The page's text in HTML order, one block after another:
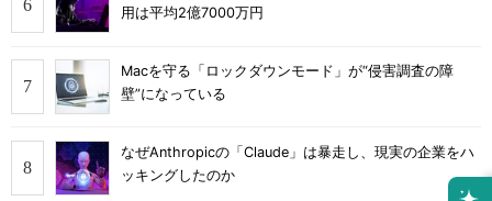
用は平均2億7000万円
Macを守る「ロックダウンモード」が“侵害調査の障
壁”になっている
なぜAnthropicの「Claude」は暴走し、現実の企業をハ
ッキングしたのか